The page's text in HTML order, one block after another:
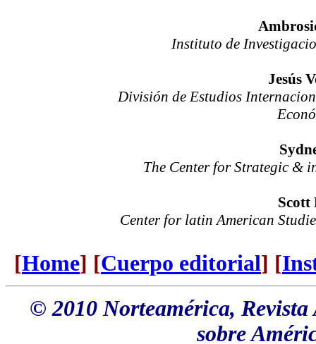
Instituto de
Jesús
División de Estudios
The Center for Strategic &
Center for latin American
[Home] [Cuerpo editorial] [
© 2010 Norteamérica, Revista
sobre